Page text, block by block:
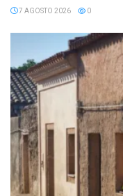
7 AGOSTO 2026 0